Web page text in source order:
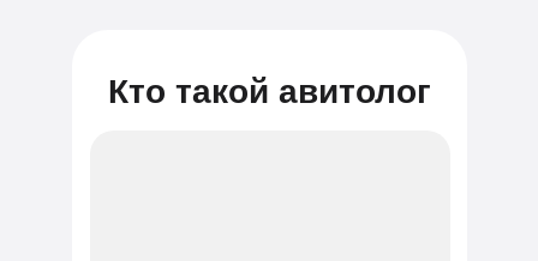
Кто такой авитолог